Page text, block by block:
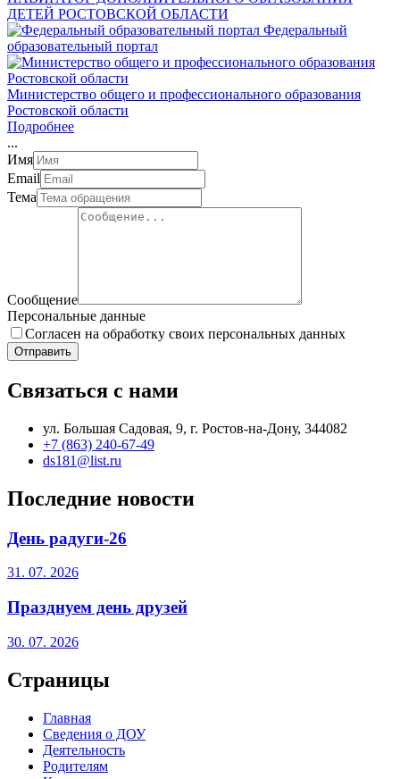
ДЕТЕЙ РОСТОВСКОЙ ОБЛАСТИ
Федеральный
образовательный портал
Министерство общего и профессионального образования
Ростовской области
Подробнее
...
Имя
Email
Тема
Сообщение
Персональные данные
Согласен на обработку своих персональных данных
Отправить
Связаться с нами
ул. Большая Садовая, 9, г. Ростов-на-Дону, 344082
+7 (863) 240-67-49
ds181@list.ru
Последние новости
День радуги-26
31. 07. 2026
Празднуем день друзей
30. 07. 2026
Страницы
Главная
Сведения о ДОУ
Деятельность
Родителям